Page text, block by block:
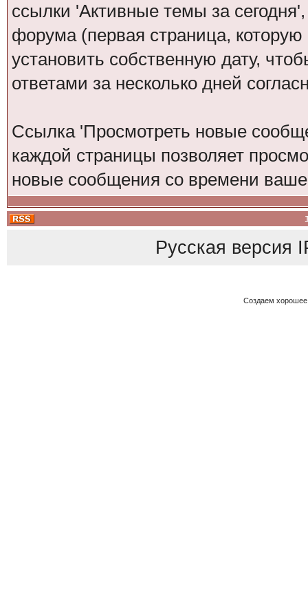
ссылки 'Активные темы за
форума (первая страница,
установить собственную дату,
ответами за несколько дней
Ссылка 'Просмотреть новые
каждой страницы позволяет
новые сообщения со времени
Русская версия
Создаем